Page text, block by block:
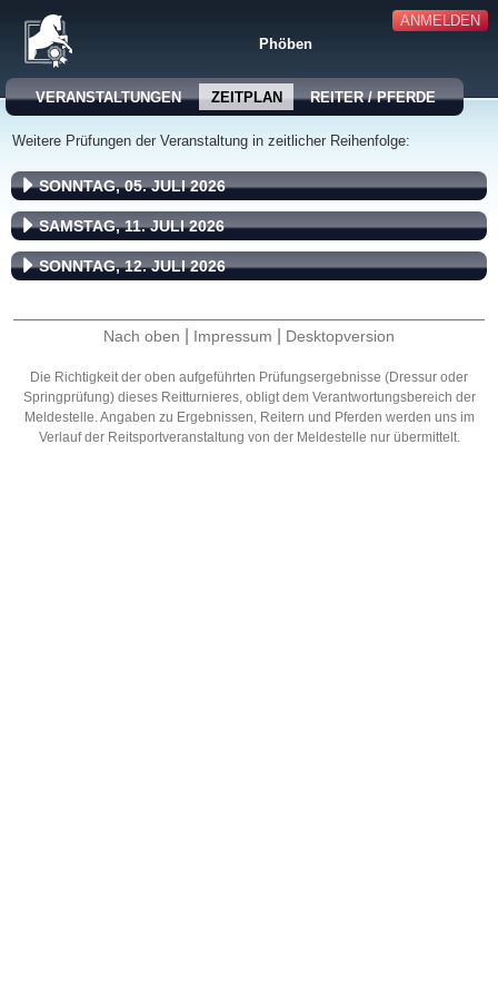
ANMELDEN
Phöben
VERANSTALTUNGEN ZEITPLAN REITER / PFERDE
Weitere Prüfungen der Veranstaltung in zeitlicher Reihenfolge:
SONNTAG, 05. JULI 2026
SAMSTAG, 11. JULI 2026
SONNTAG, 12. JULI 2026
Nach oben Impressum Desktopversion
Die Richtigkeit der oben aufgeführten Prüfungsergebnisse (Dressur oder
Springprüfung) dieses Reitturnieres, obligt dem Verantwortungsbereich der
Meldestelle. Angaben zu Ergebnissen, Reitern und Pferden werden uns im
Verlauf der Reitsportveranstaltung von der Meldestelle nur übermittelt.